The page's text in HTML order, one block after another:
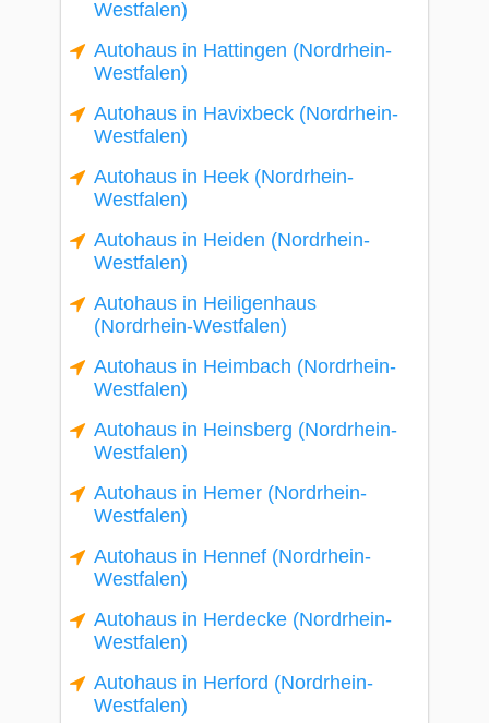
Westfalen)
Autohaus in Hattingen (Nordrhein-
Westfalen)
Autohaus in Havixbeck (Nordrhein-
Westfalen)
Autohaus in Heek (Nordrhein-
Westfalen)
Autohaus in Heiden (Nordrhein-
Westfalen)
Autohaus in Heiligenhaus
(Nordrhein-Westfalen)
Autohaus in Heimbach (Nordrhein-
Westfalen)
Autohaus in Heinsberg (Nordrhein-
Westfalen)
Autohaus in Hemer (Nordrhein-
Westfalen)
Autohaus in Hennef (Nordrhein-
Westfalen)
Autohaus in Herdecke (Nordrhein-
Westfalen)
Autohaus in Herford (Nordrhein-
Westfalen)